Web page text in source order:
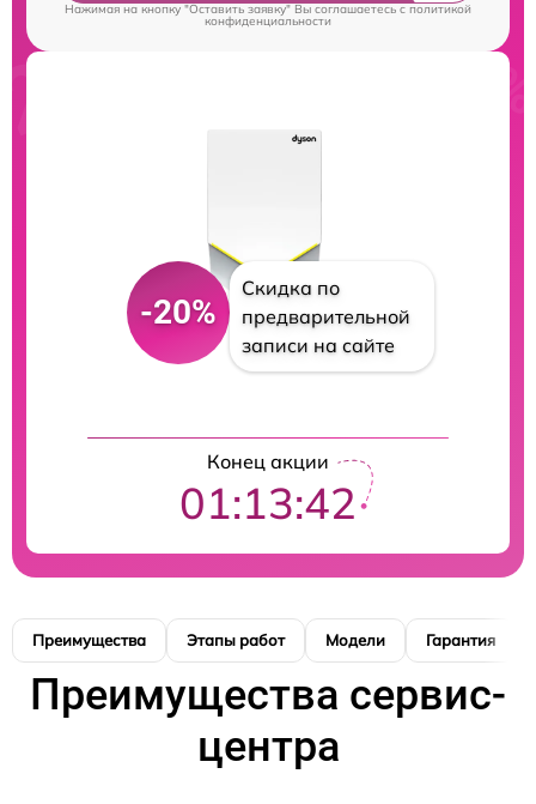
Нажимая на кнопку "Оставить заявку" Вы соглашаетесь cполитикой
конфиденциальности
-20%
Скидка по
предварительной
записи на сайте
Конец акции
01:13:41
Преимущества Этапы работ Модели Гарантия
Преимущества сервис-
центра